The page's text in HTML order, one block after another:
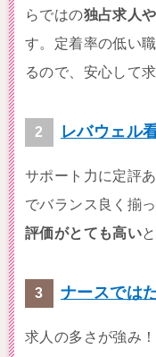
らではの独占求人
す。定着率の低い
るので、安心して
レバウェル
サポート力に定評
でバランス良く揃っ
評価がとても高い
ナースでは
求人の多さが強み！